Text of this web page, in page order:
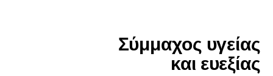
Σύμμαχος υγείας
και ευεξίας